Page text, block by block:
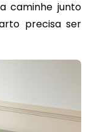
caminhe junto
precisa ser